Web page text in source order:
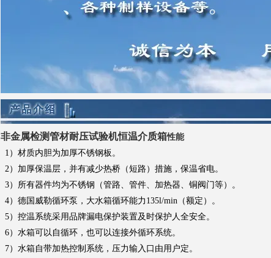
非金属检测管材耐压试验机恒温介质箱性能
1）材质内胆为加厚不锈钢板。
2）加厚保温层，并有减少热桥（短路）措施，保温省电。
3）所有器件均为不锈钢（管路、管件、加热器、铜阀门等）。
4）德国威勒循环泵，大水箱循环能力 135l/min（额定）。
5）控温系统采用品牌漏电保护装置及时保护人全安全。
6）水箱可以自循环，也可以连接外循环系统。
7）水箱自带加热控制系统，压力输入口由用户定。